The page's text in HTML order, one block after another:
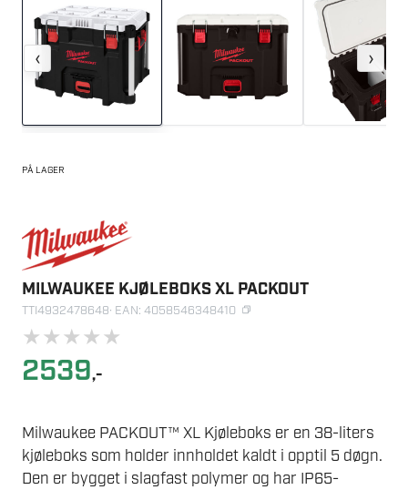
‹ ›
PÅ LAGER
MILWAUKEE KJØLEBOKS XL PACKOUT
TTI4932478648· EAN: 4058546348410
★★★★★
2539,-
Milwaukee PACKOUT™ XL Kjøleboks er en 38-liters
kjøleboks som holder innholdet kaldt i opptil 5 døgn.
Den er bygget i slagfast polymer og har IP65-